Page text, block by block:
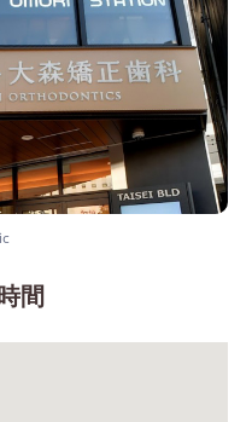
間